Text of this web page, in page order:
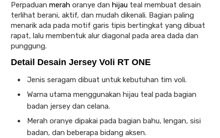
Perpaduan merah oranye dan hijau teal membuat desain
terlihat berani, aktif, dan mudah dikenali. Bagian paling
menarik ada pada motif garis tipis bertingkat yang dibuat
rapat, lalu membentuk alur diagonal pada area dada dan
punggung.
Detail Desain Jersey Voli RT ONE
Jenis seragam dibuat untuk kebutuhan tim voli.
Warna utama menggunakan hijau teal pada bagian
badan jersey dan celana.
Merah oranye dipakai pada bagian bahu, lengan, sisi
badan, dan beberapa bidang aksen.